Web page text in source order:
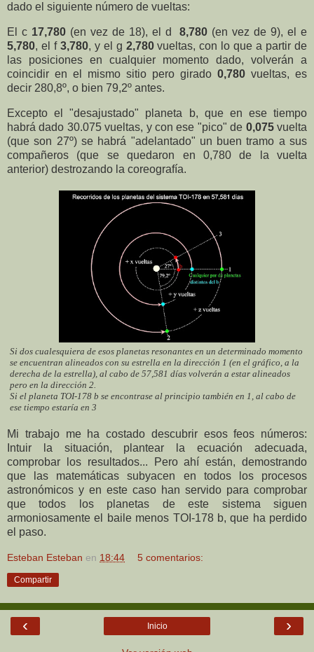
dado el siguiente número de vueltas:
El c 17,780(en vez de 18), el d8,780 (en vez de 9), el e
5,780, el f 3,780, y el g 2,780vueltas, con lo que a partir de
las posiciones en cualquier momento dado, volverán a
coincidir en el mismo sitio pero girado 0,780 vueltas, es
decir 280,8º, o bien 79,2º antes.
Excepto el "desajustado" planeta b, que en ese tiempo
habrá dado 30.075 vueltas, y con ese "pico" de 0,075vuelta
(que son 27º) se habrá "adelantado" un buen tramo a sus
compañeros (que se quedaron en 0,780 de la vuelta
anterior) destrozando la coreografía.
Si dos cualesquiera de esos planetas resonantes en un determinado momento
se encuentran alineados con su estrella en la dirección 1 (en el gráfico, a la
derecha de la estrella), al cabo de 57,581 días volverán a estar alineados
pero en la dirección 2.
Si el planeta TOI-178 b se encontrase al principio también en 1, al cabo de
ese tiempo estaría en 3
Mi trabajo me ha costado descubrir esos feos números:
Intuir la situación, plantear la ecuación adecuada,
comprobar los resultados... Pero ahí están, demostrando
que las matemáticas subyacen en todos los procesos
astronómicos y en este caso han servido para comprobar
que todos los planetas de este sistema siguen
armoniosamente el baile menos TOI-178 b, que ha perdido
el paso.
Esteban Esteban en 18:44 5 comentarios:
Compartir
‹ ›
Inicio